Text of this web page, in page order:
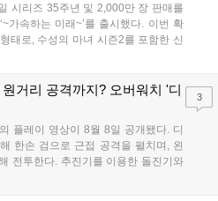
시리즈 35주년 및 2,000만 장 판매를
가속하는 미래~’를 출시했다. 이번 확
태로, 수성의 마녀 시즌2를 포함한 신
체기를 선보이며 작품을 완결 짓는다.
합을 구현하며 시리즈의 미래를 향한
거리 공격까지? 오버워치 '디
플레이 영상이 8월 8일 공개됐다. 디
한손 검으로 근접 공격을 펼치며, 왼
전투한다. 추진기를 이용한 돌진기와
했고, 메카 파괴 시 맨몸으로 기관총을
3